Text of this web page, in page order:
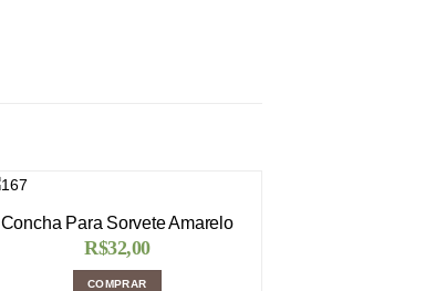
Concha Para Sorvete Amarelo
R$32,00
COMPRAR